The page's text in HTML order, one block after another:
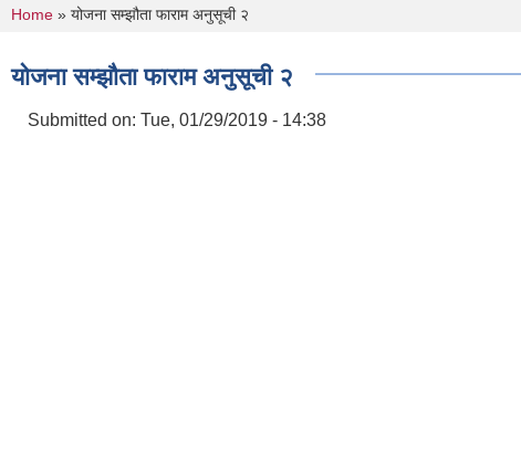
You are here
Home » योजना सम्झौता फाराम अनुसूची २
योजना सम्झौता फाराम अनुसूची २
Submitted on: Tue, 01/29/2019 - 14:38